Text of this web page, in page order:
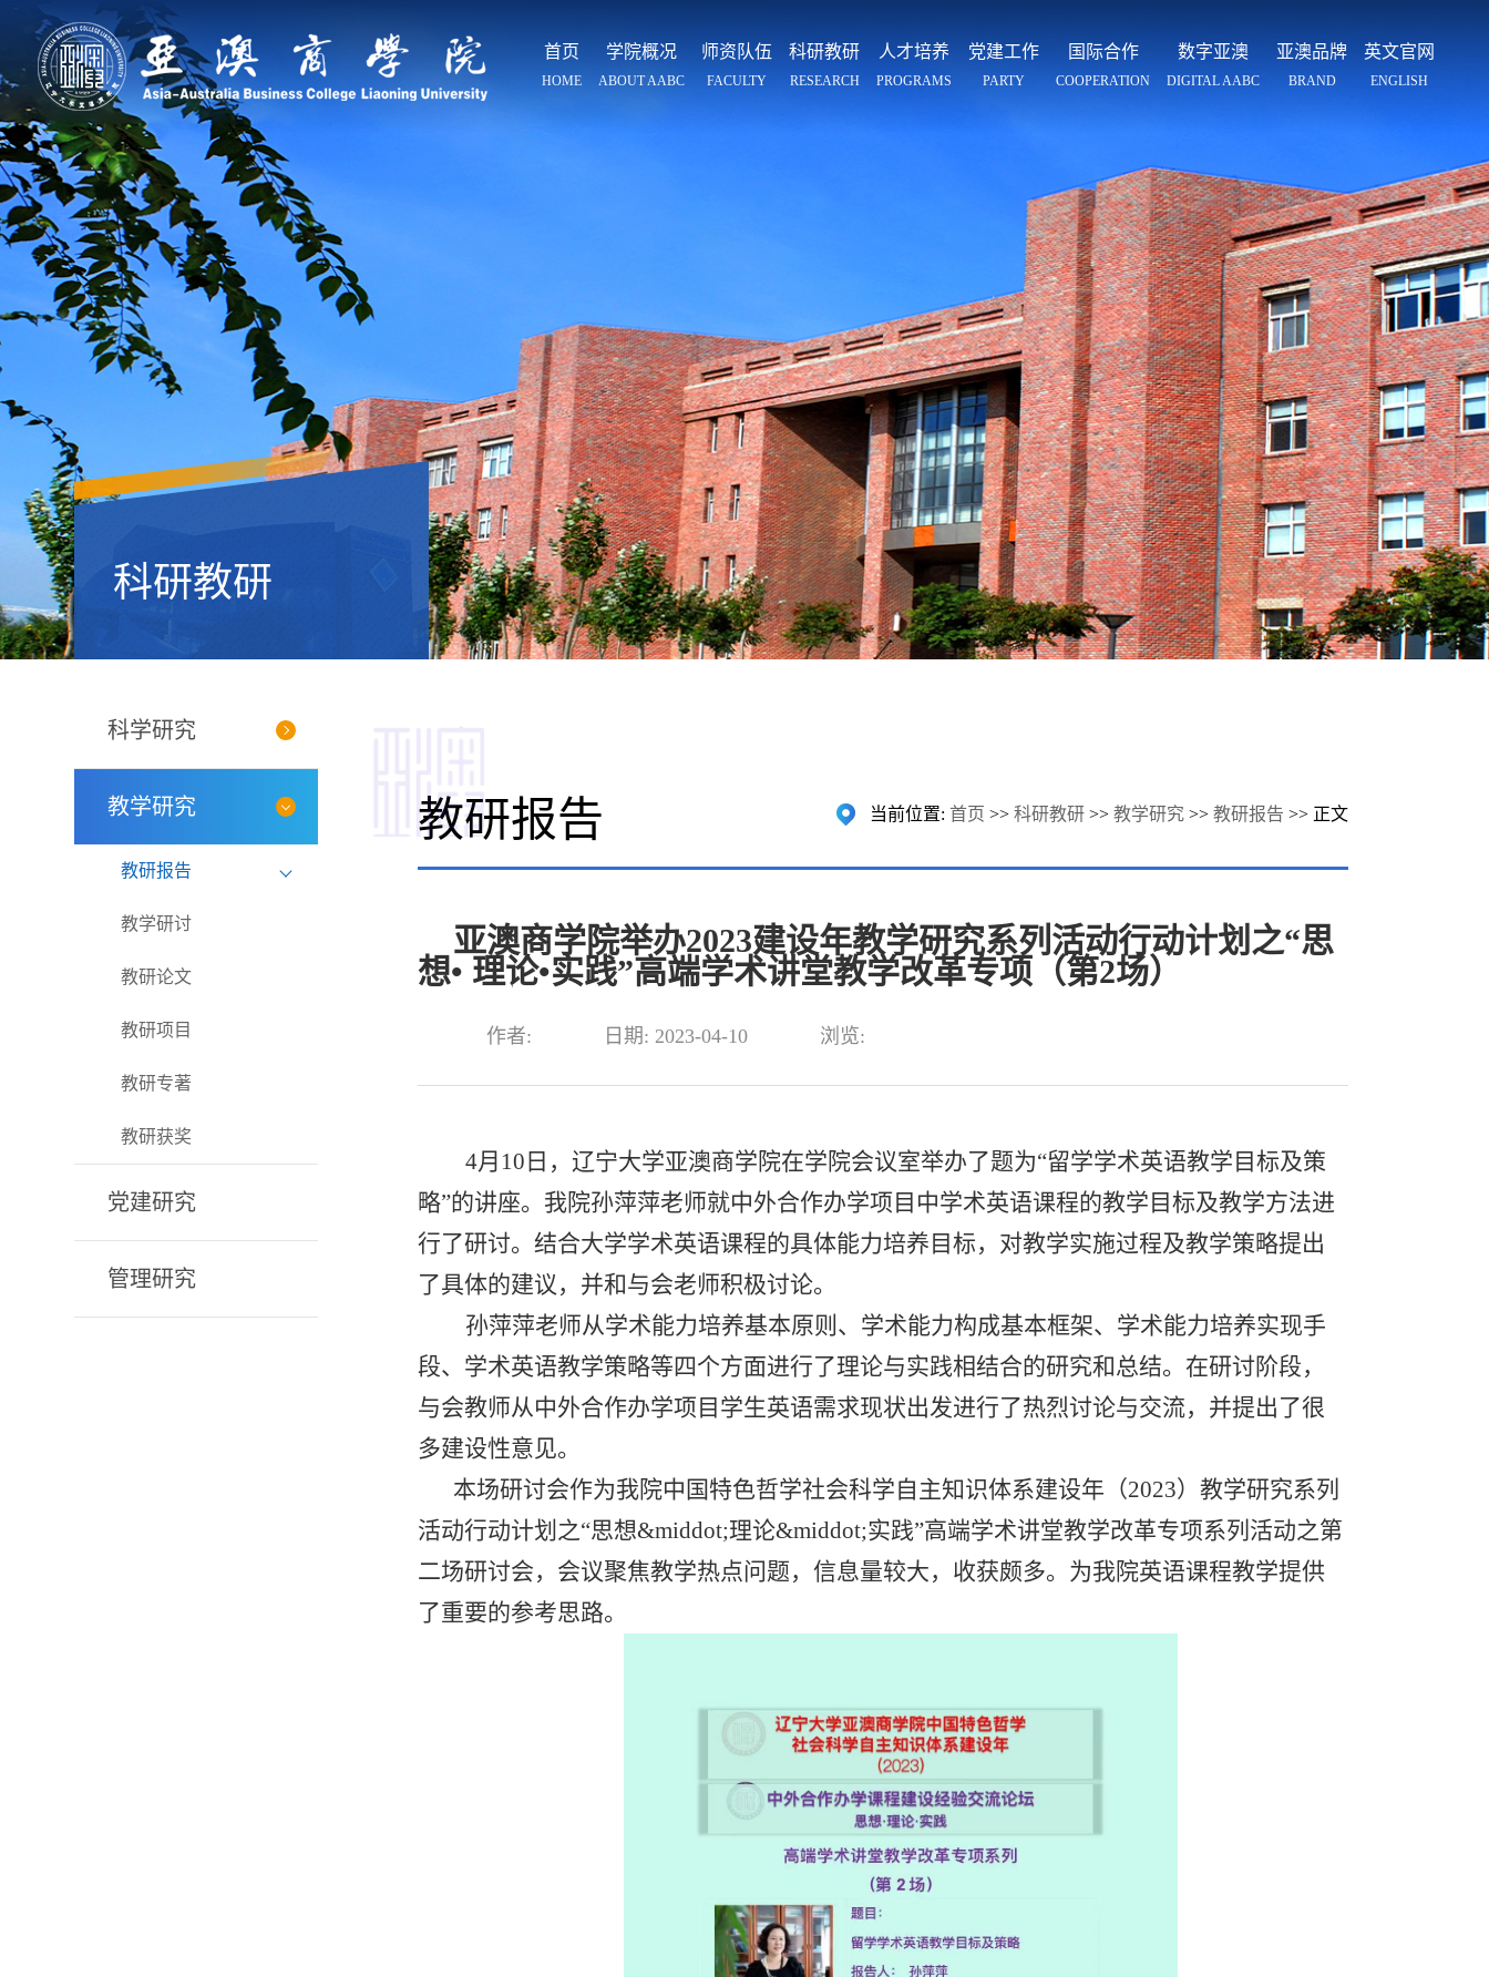
首页
HOME
学院概况
ABOUT AABC
师资队伍
FACULTY
科研教研
RESEARCH
人才培养
PROGRAMS
党建工作
PARTY
国际合作
COOPERATION
数字亚澳
DIGITAL AABC
亚澳品牌
BRAND
英文官网
ENGLISH
科研教研
科学研究
教学研究
教研报告
教学研讨
教研论文
教研项目
教研专著
教研获奖
党建研究
管理研究
教研报告 当前位置: 首页 >> 科研教研>> 教学研究>> 教研报告 >> 正文
亚澳商学院举办2023建设年教学研究系列活动行动计划之“思
想• 理论•实践”高端学术讲堂教学改革专项（第2场）
作者: 日期: 2023-04-10 浏览:
4月10日，辽宁大学亚澳商学院在学院会议室举办了题为“留学学术英语教学目标及策
略”的讲座。我院孙萍萍老师就中外合作办学项目中学术英语课程的教学目标及教学方法进
行了研讨。结合大学学术英语课程的具体能力培养目标，对教学实施过程及教学策略提出
了具体的建议，并和与会老师积极讨论。
孙萍萍老师从学术能力培养基本原则、学术能力构成基本框架、学术能力培养实现手
段、学术英语教学策略等四个方面进行了理论与实践相结合的研究和总结。在研讨阶段，
与会教师从中外合作办学项目学生英语需求现状出发进行了热烈讨论与交流，并提出了很
多建设性意见。
本场研讨会作为我院中国特色哲学社会科学自主知识体系建设年（2023）教学研究系列
活动行动计划之“思想&middot;理论&middot;实践”高端学术讲堂教学改革专项系列活动之第
二场研讨会，会议聚焦教学热点问题，信息量较大，收获颇多。为我院英语课程教学提供
了重要的参考思路。